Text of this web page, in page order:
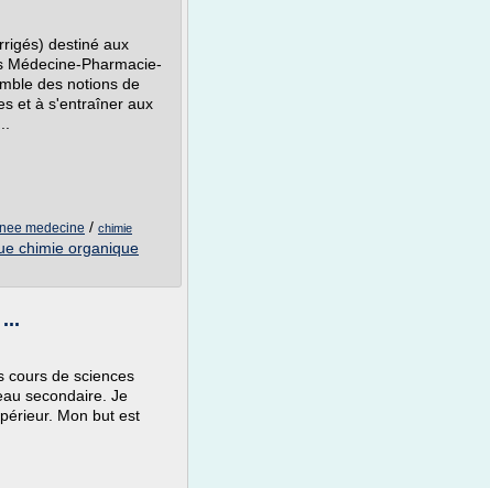
destiné aux
Médecine-Pharmacie-
des notions de
et à s'entraîner aux
medecine / chimie
chimie organique
cours de sciences
secondaire. Je
Mon but est